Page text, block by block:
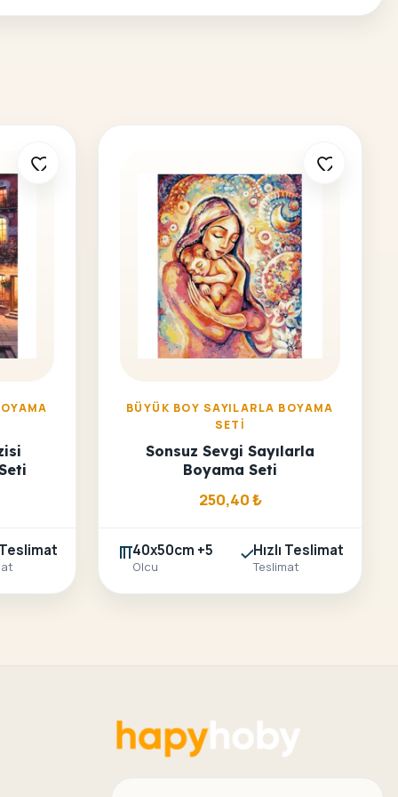
Teslimat
BÜYÜK BOY SAYILARLA BOYAMA
SETI
Sonsuz Sevgi Sayılarla
Boyama Seti
250,40₺
40x50cm +5
Olcu
Hızlı Teslimat
Teslimat